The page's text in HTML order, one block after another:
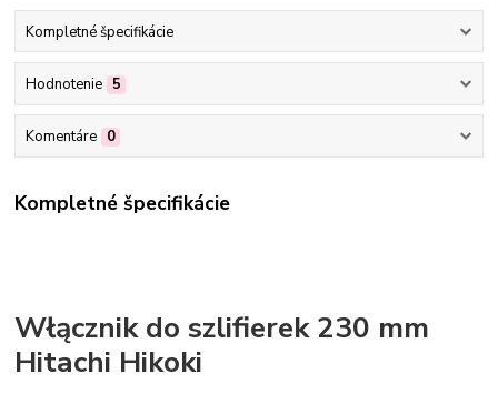
Kompletné špecifikácie
Hodnotenie 5
Komentáre 0
Kompletné špecifikácie
Włącznik do szlifierek 230 mm
Hitachi Hikoki